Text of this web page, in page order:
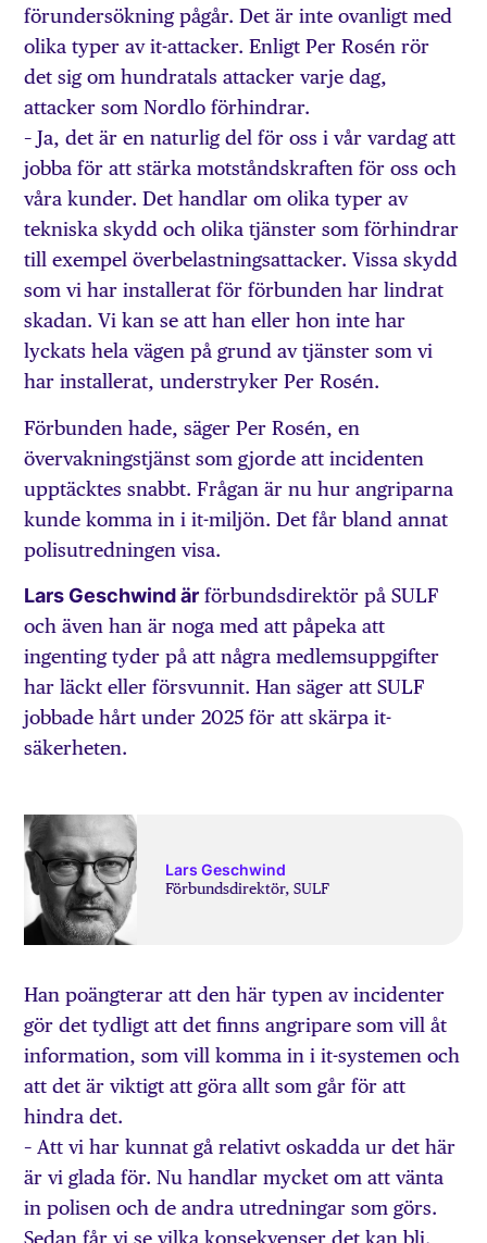
förundersökning pågår. Det är inte ovanligt med
olika typer av it-attacker. Enligt Per Rosén rör
det sig om hundratals attacker varje dag,
attacker som Nordlo förhindrar.
– Ja, det är en naturlig del för oss i vår vardag att
jobba för att stärka motståndskraften för oss och
våra kunder. Det handlar om olika typer av
tekniska skydd och olika tjänster som förhindrar
till exempel överbelastningsattacker. Vissa skydd
som vi har installerat för förbunden har lindrat
skadan. Vi kan se att han eller hon inte har
lyckats hela vägen på grund av tjänster som vi
har installerat, understryker Per Rosén.
Förbunden hade, säger Per Rosén, en
övervakningstjänst som gjorde att incidenten
upptäcktes snabbt. Frågan är nu hur angriparna
kunde komma in i it-miljön. Det får bland annat
polisutredningen visa.
Lars Geschwind är förbundsdirektör på SULF
och även han är noga med att påpeka att
ingenting tyder på att några medlemsuppgifter
har läckt eller försvunnit. Han säger att SULF
jobbade hårt under 2025 för att skärpa it-
säkerheten.
Lars Geschwind
Förbundsdirektör, SULF
Han poängterar att den här typen av incidenter
gör det tydligt att det finns angripare som vill åt
information, som vill komma in i it-systemen och
att det är viktigt att göra allt som går för att
hindra det.
– Att vi har kunnat gå relativt oskadda ur det här
är vi glada för. Nu handlar mycket om att vänta
in polisen och de andra utredningar som görs.
Sedan får vi se vilka konsekvenser det kan bli.